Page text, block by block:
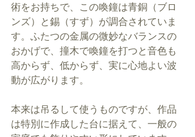
術をお持ちで、この喚鐘は青銅（ブロ
ンズ）と錫（すず）が調合されていま
す。ふたつの金属の微妙なバランスの
おかげで、撞木で喚鐘を打つと音色も
高からず、低からず、実に心地よい波
動が広がります。
本来は吊るして使うものですが、作品
は特別に作成した台に据えて、一般の